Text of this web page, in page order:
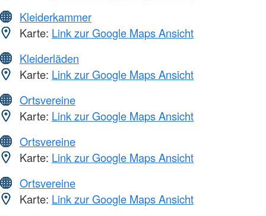
Kleiderkammer
Karte: Link zur Google Maps Ansicht
Kleiderläden
Karte: Link zur Google Maps Ansicht
Ortsvereine
Karte: Link zur Google Maps Ansicht
Ortsvereine
Karte: Link zur Google Maps Ansicht
Ortsvereine
Karte: Link zur Google Maps Ansicht